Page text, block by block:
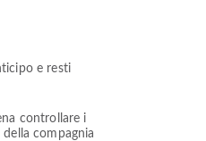
e resti
controllare i
compagnia